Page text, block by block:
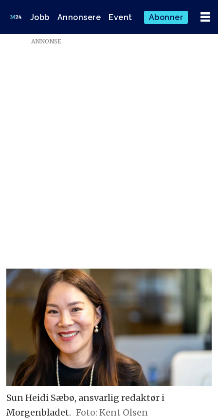
Jobb Annonsere Event Abonner
ANNONSE
Sun Heidi Sæbø, ansvarlig redaktør i
Morgenbladet. Foto: Kent Olsen